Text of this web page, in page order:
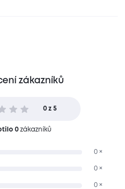
zákazníků
0 z 5
0 zákazníků
0 ×
0 ×
0 ×